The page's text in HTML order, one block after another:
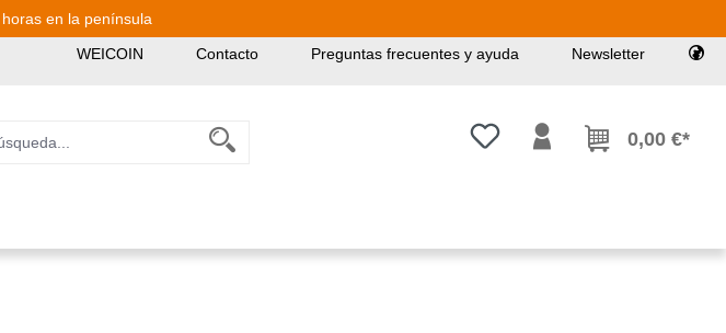
en la península
WEICOIN Contacto Preguntas frecuentes y ayuda Newsletter
Tienes 0 artículos en tu lista de
0,00 €*